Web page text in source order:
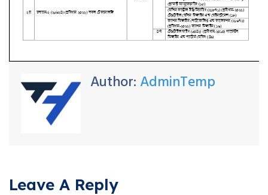
Author: AdminTemp
Leave A Reply